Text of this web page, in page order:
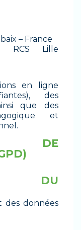
– France
RCS Lille
en ligne
des
que des
et
DE
DU
des données